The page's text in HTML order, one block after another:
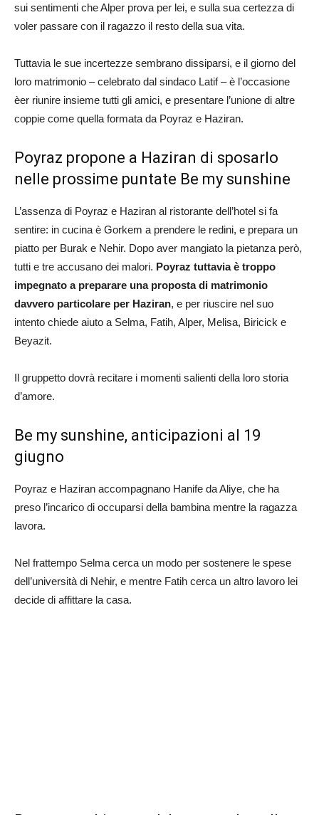
sui sentimenti che Alper prova per lei, e sulla sua certezza di
voler passare con il ragazzo il resto della sua vita.
Tuttavia le sue incertezze sembrano dissiparsi, e il giorno del
loro matrimonio – celebrato dal sindaco Latif – è l’occasione
èer riunire insieme tutti gli amici, e presentare l’unione di altre
coppie come quella formata da Poyraz e Haziran.
Poyraz propone a Haziran di sposarlo
nelle prossime puntate Be my sunshine
L’assenza di Poyraz e Haziran al ristorante dell’hotel si fa
sentire: in cucina è Gorkem a prendere le redini, e prepara un
piatto per Burak e Nehir. Dopo aver mangiato la pietanza però,
tutti e tre accusano dei malori. Poyraz tuttavia è troppo
impegnato a preparare una proposta di matrimonio
davvero particolare per Haziran, e per riuscire nel suo
intento chiede aiuto a Selma, Fatih, Alper, Melisa, Biricick e
Beyazit.
Il gruppetto dovrà recitare i momenti salienti della loro storia
d’amore.
Be my sunshine, anticipazioni al 19
giugno
Poyraz e Haziran accompagnano Hanife da Aliye, che ha
preso l’incarico di occuparsi della bambina mentre la ragazza
lavora.
Nel frattempo Selma cerca un modo per sostenere le spese
dell’università di Nehir, e mentre Fatih cerca un altro lavoro lei
decide di affittare la casa.